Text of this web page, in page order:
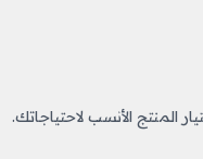
المنتج الأنسب لاحتياجاتك.